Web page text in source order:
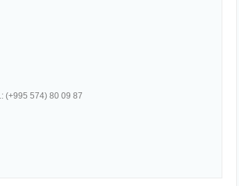
(+995 574) 80 09 87